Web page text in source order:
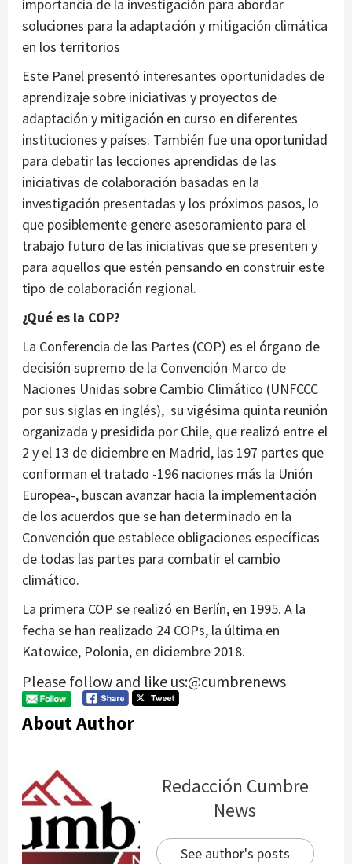
importancia de la investigación para abordar
soluciones para la adaptación y mitigación climática
en los territorios
Este Panel presentó interesantes oportunidades de
aprendizaje sobre iniciativas y proyectos de
adaptación y mitigación en curso en diferentes
instituciones y países. También fue una oportunidad
para debatir las lecciones aprendidas de las
iniciativas de colaboración basadas en la
investigación presentadas y los próximos pasos, lo
que posiblemente genere asesoramiento para el
trabajo futuro de las iniciativas que se presenten y
para aquellos que estén pensando en construir este
tipo de colaboración regional.
¿Qué es la COP?
La Conferencia de las Partes (COP) es el órgano de
decisión supremo de la Convención Marco de
Naciones Unidas sobre Cambio Climático (UNFCCC
por sus siglas en inglés), su vigésima quinta reunión
organizada y presidida por Chile, que realizó entre el
2 y el 13 de diciembre en Madrid, las 197 partes que
conforman el tratado -196 naciones más la Unión
Europea-, buscan avanzar hacia la implementación
de los acuerdos que se han determinado en la
Convención que establece obligaciones específicas
de todas las partes para combatir el cambio
climático.
La primera COP se realizó en Berlín, en 1995. A la
fecha se han realizado 24 COPs, la última en
Katowice, Polonia, en diciembre 2018.
Please follow and like us:@cumbrenews
About Author
Redacción Cumbre
News
See author's posts